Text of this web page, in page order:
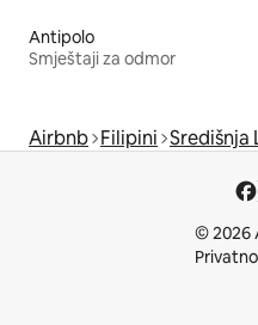
Antipolo
Smještaji za odmor
Airbnb Filipini Središnja
© 2026